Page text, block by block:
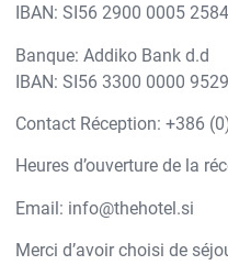
IBAN: SI56 2900 0005
Banque: Addiko Bank d.d
IBAN: SI56 3300 0000
Contact Réception: +386
Heures d’ouverture de la
Email: info@thehotel.si
Merci d’avoir choisi de